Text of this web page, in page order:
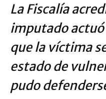
La Fiscalía
imputado
que la víctima
estado de
pudo